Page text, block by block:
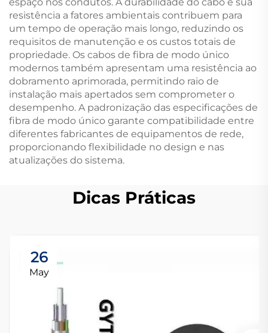
resistência a fatores ambientais contribuem para
um tempo de operação mais longo, reduzindo os
requisitos de manutenção e os custos totais de
propriedade. Os cabos de fibra de modo único
modernos também apresentam uma resistência ao
dobramento aprimorada, permitindo raio de
instalação mais apertados sem comprometer o
desempenho. A padronização das especificações de
fibra de modo único garante compatibilidade entre
diferentes fabricantes de equipamentos de rede,
proporcionando flexibilidade no design e nas
atualizações do sistema.
Dicas Práticas
26
May